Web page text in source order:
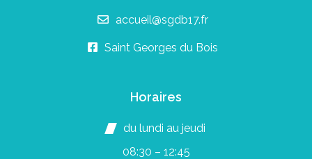
accueil@sgdb17.fr
Saint Georges du Bois
Horaires
du lundi au jeudi
08:30 – 12:45